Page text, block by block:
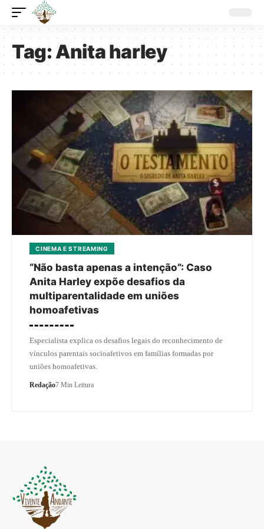
Tag:Anita harley
CINEMA E STREAMING
“Não basta apenas a intenção”: Caso
Anita Harley expõe desafios da
multiparentalidade em uniões
homoafetivas
Especialista explica os desafios legais do reconhecimento de
vínculos parentais socioafetivos em famílias formadas por
uniões homoafetivas.
Redação7 Min Leitura